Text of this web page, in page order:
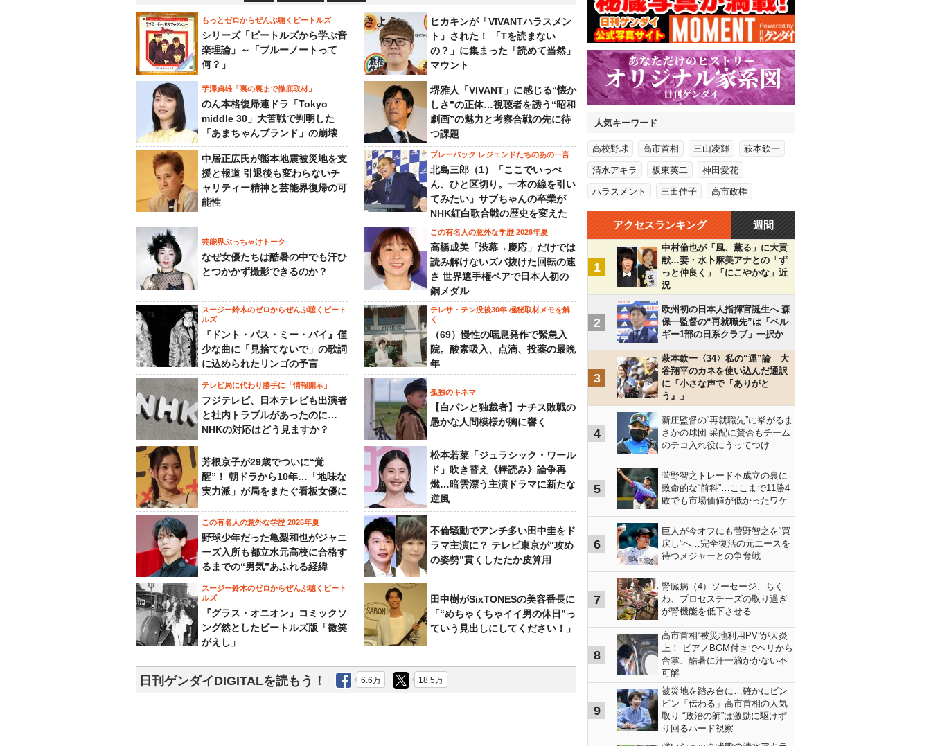
もっとゼロからぜんぶ聴くビートルズ
シリーズ「ビートルズから学ぶ音
楽理論」～「ブルーノートって
何？」
ヒカキンが「VIVANTハラスメン
ト」された！ 「Tを読まない
の？」に集まった「読めて当然」
マウント
芋澤貞雄「裏の裏まで徹底取材」
のん本格復帰連ドラ「Tokyo
middle 30」大苦戦で判明した
「あまちゃんブランド」の崩壊
堺雅人「VIVANT」に感じる“懐か
しさ”の正体…視聴者を誘う“昭和
劇画”の魅力と考察合戦の先に待
つ課題
中居正広氏が熊本地震被災地を支
援と報道 引退後も変わらないチ
ャリティー精神と芸能界復帰の可
能性
プレーバック レジェンドたちのあの一言
北島三郎（1）「ここでいっぺ
ん、ひと区切り。一本の線を引い
てみたい」サブちゃんの卒業が
NHK紅白歌合戦の歴史を変えた
芸能界ぶっちゃけトーク
なぜ女優たちは酷暑の中でも汗ひ
とつかかず撮影できるのか？
この有名人の意外な学歴 2026年夏
高橋成美「渋幕→慶応」だけでは
読み解けないズバ抜けた回転の速
さ 世界選手権ペアで日本人初の
銅メダル
スージー鈴木のゼロからぜんぶ聴くビート
ルズ
『ドント・パス・ミー・バイ』僅
少な曲に「見捨てないで」の歌詞
に込められたリンゴの予言
テレサ・テン没後30年 極秘取材メモを解
く
（69）慢性の喘息発作で緊急入
院。酸素吸入、点滴、投薬の最晩
年
テレビ局に代わり勝手に「情報開示」
フジテレビ、日本テレビも出演者
と社内トラブルがあったのに…
NHKの対応はどう見ますか？
孤独のキネマ
【白パンと独裁者】ナチス敗戦の
愚かな人間模様が胸に響く
芳根京子が29歳でついに“覚
醒”！ 朝ドラから10年…「地味な
実力派」が局をまたぐ看板女優に
松本若菜「ジュラシック・ワール
ド」吹き替え《棒読み》論争再
燃…暗雲漂う主演ドラマに新たな
逆風
この有名人の意外な学歴 2026年夏
野球少年だった亀梨和也がジャニ
ーズ入所も都立水元高校に合格す
るまでの“男気”あふれる経緯
不倫騒動でアンチ多い田中圭をド
ラマ主演に？ テレビ東京が“攻め
の姿勢”貫くしたたか皮算用
スージー鈴木のゼロからぜんぶ聴くビート
ルズ
『グラス・オニオン』コミックソ
ング然としたビートルズ版「微笑
がえし」
田中樹がSixTONESの美容番長に
「“めちゃくちゃイイ男の休日”っ
ていう見出しにしてください！」
日刊ゲンダイDIGITALを読もう！ 6.6万 18.5万
人気キーワード
高校野球 高市首相 三山凌輝 萩本欽一
清水アキラ 板東英二 神田愛花
ハラスメント 三田佳子 高市政権
アクセスランキング 週間
1
中村倫也が「風、薫る」に大貢
献…妻・水卜麻美アナとの「ず
っと仲良く」「にこやかな」近
況
2
欧州初の日本人指揮官誕生へ 森
保一監督の“再就職先”は「ベル
ギー1部の日系クラブ」一択か
3
萩本欽一〈34〉私の“運”論 大
谷翔平のカネを使い込んだ通訳
に「小さな声で『ありがと
う』」
4
新庄監督の“再就職先”に挙がるま
さかの球団 采配に賛否もチーム
のテコ入れ役にうってつけ
5
菅野智之トレード不成立の裏に
致命的な“前科”…ここまで11勝4
敗でも市場価値が低かったワケ
6
巨人が今オフにも菅野智之を“買
戻し”へ…完全復活の元エースを
待つメジャーとの争奪戦
7
腎臓病（4）ソーセージ、ちく
わ、プロセスチーズの取り過ぎ
が腎機能を低下させる
8
高市首相“被災地利用PV”が大炎
上！ ピアノBGM付きでヘリから
合掌、酷暑に汗一滴かかない不
可解
9
被災地を踏み台に…確かにビン
ビン「伝わる」高市首相の人気
取り “政治の師”は激励に駆けず
り回るハード視察